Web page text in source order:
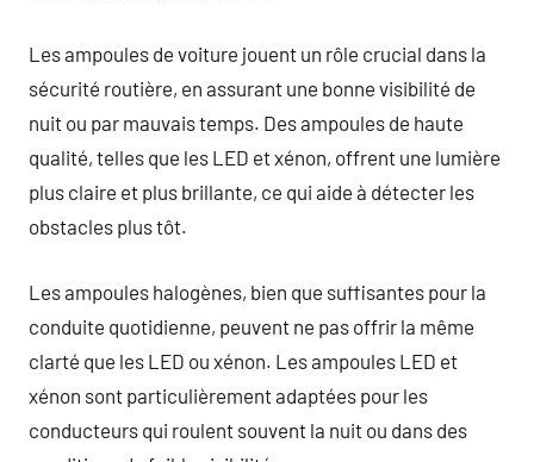
Les ampoules de voiture jouent un rôle crucial dans la
sécurité routière, en assurant une bonne visibilité de
nuit ou par mauvais temps. Des ampoules de haute
qualité, telles que les LED et xénon, offrent une lumière
plus claire et plus brillante, ce qui aide à détecter les
obstacles plus tôt.
Les ampoules halogènes, bien que suffisantes pour la
conduite quotidienne, peuvent ne pas offrir la même
clarté que les LED ou xénon. Les ampoules LED et
xénon sont particulièrement adaptées pour les
conducteurs qui roulent souvent la nuit ou dans des